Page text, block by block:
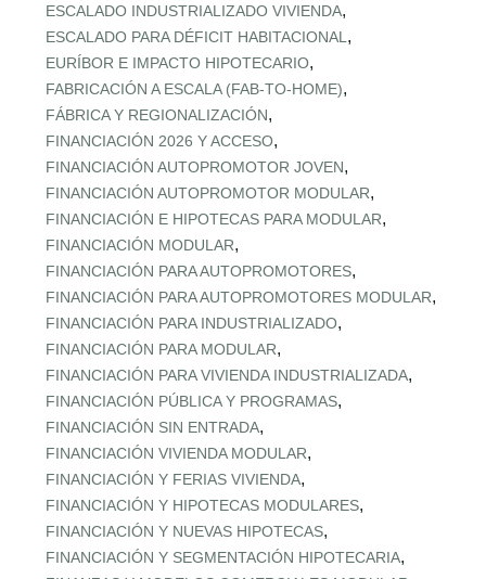
ESCALADO INDUSTRIALIZADO VIVIENDA,
ESCALADO PARA DÉFICIT HABITACIONAL ,
EURÍBOR E IMPACTO HIPOTECARIO,
FABRICACIÓN A ESCALA (FAB‑TO‑HOME),
FÁBRICA Y REGIONALIZACIÓN,
FINANCIACIÓN 2026 Y ACCESO,
FINANCIACIÓN AUTOPROMOTOR JOVEN,
FINANCIACIÓN AUTOPROMOTOR MODULAR,
FINANCIACIÓN E HIPOTECAS PARA MODULAR,
FINANCIACIÓN MODULAR,
FINANCIACIÓN PARA AUTOPROMOTORES,
FINANCIACIÓN PARA AUTOPROMOTORES MODULAR,
FINANCIACIÓN PARA INDUSTRIALIZADO,
FINANCIACIÓN PARA MODULAR,
FINANCIACIÓN PARA VIVIENDA INDUSTRIALIZADA,
FINANCIACIÓN PÚBLICA Y PROGRAMAS,
FINANCIACIÓN SIN ENTRADA,
FINANCIACIÓN VIVIENDA MODULAR,
FINANCIACIÓN Y FERIAS VIVIENDA,
FINANCIACIÓN Y HIPOTECAS MODULARES,
FINANCIACIÓN Y NUEVAS HIPOTECAS,
FINANCIACIÓN Y SEGMENTACIÓN HIPOTECARIA,